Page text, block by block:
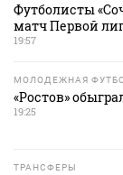
Футболисты
матч Первой
19:57
МОЛОДЕЖНАЯ
«Ростов»
19:25
ТРАНСФЕРЫ